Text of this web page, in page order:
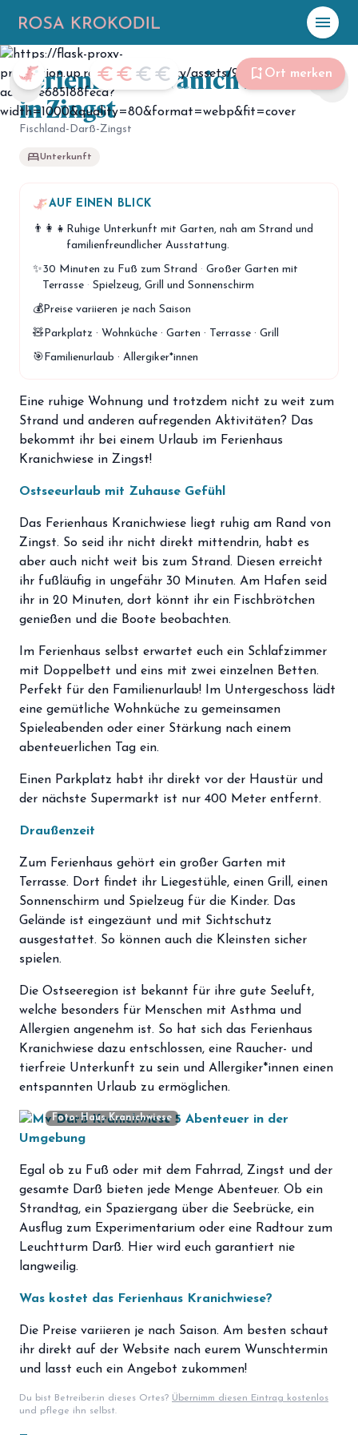
menu
☀️ Heute
Plane mit Kroki
hiking Abenteuer
Unterkünfte
menu_book Guides
map Karte
loyalty Mitgliedschaft
handshake Partnerschaft
login
chevron_left chevron_right
bookmark_add Ort merken
euro euro euro euro
Foto: Haus Kranichwiese
Ferienhaus Kranichwiese
in Zingst
Fischland-Darß-Zingst
bedUnterkunft
share
AUF EINEN BLICK
👨‍👩‍👧 Ruhige Unterkunft mit Garten, nah am Strand und
familienfreundlicher Ausstattung.
✨30 Minuten zu Fuß zum Strand · Großer Garten mit
Terrasse · Spielzeug, Grill und Sonnenschirm
💰Preise variieren je nach Saison
🧸Parkplatz · Wohnküche · Garten · Terrasse · Grill
🎯Familienurlaub · Allergiker*innen
Eine ruhige Wohnung und trotzdem nicht zu weit zum
Strand und anderen aufregenden Aktivitäten? Das
bekommt ihr bei einem Urlaub im Ferienhaus
Kranichwiese in Zingst!
Ostseeurlaub mit Zuhause Gefühl
Das Ferienhaus Kranichwiese liegt ruhig am Rand von
Zingst. So seid ihr nicht direkt mittendrin, habt es
aber auch nicht weit bis zum Strand. Diesen erreicht
ihr fußläufig in ungefähr 30 Minuten. Am Hafen seid
ihr in 20 Minuten, dort könnt ihr ein Fischbrötchen
genießen und die Boote beobachten.
Im Ferienhaus selbst erwartet euch ein Schlafzimmer
mit Doppelbett und eins mit zwei einzelnen Betten.
Perfekt für den Familienurlaub! Im Untergeschoss lädt
eine gemütliche Wohnküche zu gemeinsamen
Spieleabenden oder einer Stärkung nach einem
abenteuerlichen Tag ein.
Einen Parkplatz habt ihr direkt vor der Haustür und
der nächste Supermarkt ist nur 400 Meter entfernt.
Draußenzeit
Zum Ferienhaus gehört ein großer Garten mit
Terrasse. Dort findet ihr Liegestühle, einen Grill, einen
Sonnenschirm und Spielzeug für die Kinder. Das
Gelände ist eingezäunt und mit Sichtschutz
ausgestattet. So können auch die Kleinsten sicher
spielen.
Die Ostseeregion ist bekannt für ihre gute Seeluft,
welche besonders für Menschen mit Asthma und
Allergien angenehm ist. So hat sich das Ferienhaus
Kranichwiese dazu entschlossen, eine Raucher- und
tierfreie Unterkunft zu sein und Allergiker*innen einen
entspannten Urlaub zu ermöglichen.
Foto: Haus Kranichwiese
Abenteuer in der
Umgebung
Egal ob zu Fuß oder mit dem Fahrrad, Zingst und der
gesamte Darß bieten jede Menge Abenteuer. Ob ein
Strandtag, ein Spaziergang über die Seebrücke, ein
Ausflug zum Experimentarium oder eine Radtour zum
Leuchtturm Darß. Hier wird euch garantiert nie
langweilig.
Was kostet das Ferienhaus Kranichwiese?
Die Preise variieren je nach Saison. Am besten schaut
ihr direkt auf der Website nach eurem Wunschtermin
und lasst euch ein Angebot zukommen!
Du bist Betreiber:in dieses Ortes? Übernimm diesen Eintrag kostenlos
und pflege ihn selbst.